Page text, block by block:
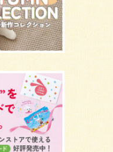
ア 歯
授乳
防接種
3カ月